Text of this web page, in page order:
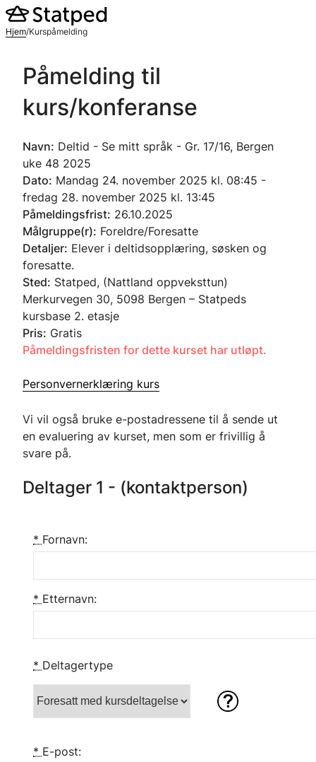
Hopp
til
Hjem/Kurspåmelding
Påmelding til
kurs/konferanse
Navn: Deltid - Se mitt språk - Gr. 17/16, Bergen
uke 48 2025
Dato: Mandag 24. november 2025 kl. 08:45 -
fredag 28. november 2025 kl. 13:45
Påmeldingsfrist: 26.10.2025
Målgruppe(r): Foreldre/Foresatte
Detaljer: Elever i deltidsopplæring, søsken og
foresatte.
Sted: Statped, (Nattland oppveksttun)
Merkurvegen 30, 5098 Bergen – Statpeds
kursbase 2. etasje
Pris: Gratis
Påmeldingsfristen for dette kurset har utløpt.
Personvernerklæring kurs
Vi vil også bruke e-postadressene til å sende ut
en evaluering av kurset, men som er frivillig å
svare på.
Deltager 1 - (kontaktperson)
* Fornavn:
* Etternavn:
* Deltagertype
* E-post: